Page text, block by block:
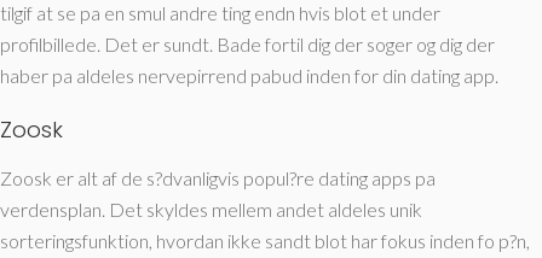
tilgif at se pa en smul andre ting endn hvis blot et under
profilbillede. Det er sundt. Bade fortil dig der soger og dig der
haber pa aldeles nervepirrend pabud inden for din dating app.
Zoosk
Zoosk er alt af de s?dvanligvis popul?re dating apps pa
verdensplan. Det skyldes mellem andet aldeles unik
sorteringsfunktion, hvordan ikke sandt blot har fokus inden fo p?n,